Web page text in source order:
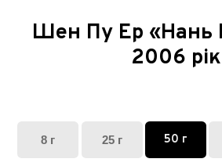
Шен Пу Ер
2006 рік
8 г 25 г 50 г